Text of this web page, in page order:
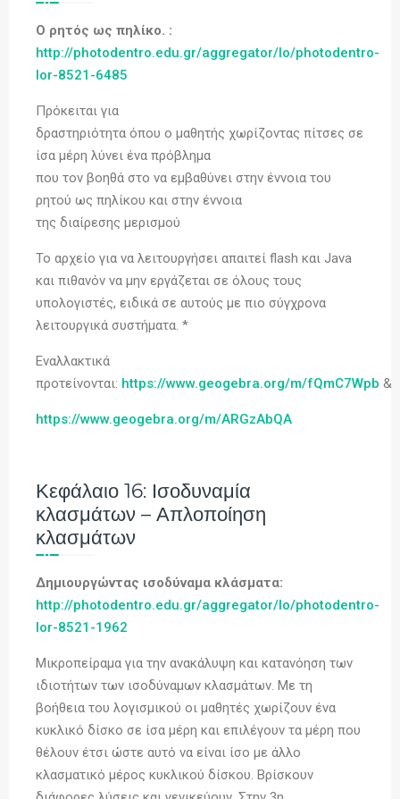
Ο ρητός ως πηλίκο. :
http://photodentro.edu.gr/aggregator/lo/photodentro-
lor-8521-6485
Πρόκειται για
δραστηριότητα όπου ο μαθητής χωρίζοντας πίτσες σε
ίσα μέρη λύνει ένα πρόβλημα
που τον βοηθά στο να εμβαθύνει στην έννοια του
ρητού ως πηλίκου και στην έννοια
της διαίρεσης μερισμού
Το αρχείο για να λειτουργήσει απαιτεί flash και Java
και πιθανόν να μην εργάζεται σε όλους τους
υπολογιστές, ειδικά σε αυτούς με πιο σύγχρονα
λειτουργικά συστήματα. *
Εναλλακτικά
προτείνονται: https://www.geogebra.org/m/fQmC7Wpb &
https://www.geogebra.org/m/ARGzAbQA
Κεφάλαιο 16: Ισοδυναμία
κλασμάτων – Απλοποίηση
κλασμάτων
Δημιουργώντας ισοδύναμα κλάσματα:
http://photodentro.edu.gr/aggregator/lo/photodentro-
lor-8521-1962
Μικροπείραμα για την ανακάλυψη και κατανόηση των
ιδιοτήτων των ισοδύναμων κλασμάτων. Με τη
βοήθεια του λογισμικού οι μαθητές χωρίζουν ένα
κυκλικό δίσκο σε ίσα μέρη και επιλέγουν τα μέρη που
θέλουν έτσι ώστε αυτό να είναι ίσο με άλλο
κλασματικό μέρος κυκλικού δίσκου. Βρίσκουν